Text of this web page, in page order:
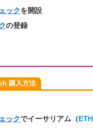
ックを開設
の登録
購入方法
ックでイーサリアム（ETH